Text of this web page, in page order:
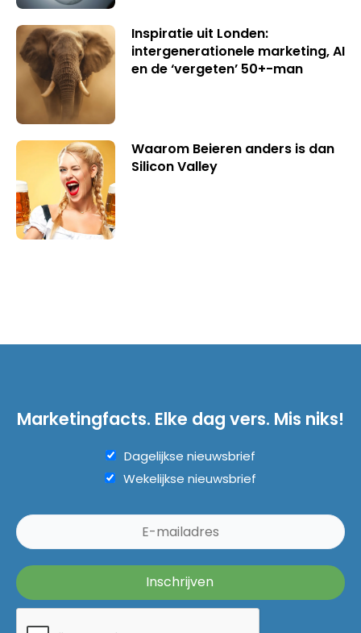
Inspiratie uit Londen:
intergenerationele marketing, AI
en de ‘vergeten’ 50+-man
Waarom Beieren anders is dan
Silicon Valley
Marketingfacts. Elke dag vers. Mis niks!
Dagelijkse nieuwsbrief
Wekelijkse nieuwsbrief